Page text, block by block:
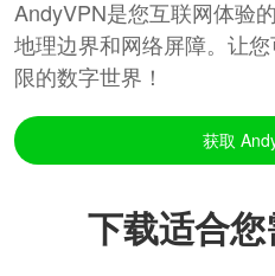
AndyVPN是您互联网体验
地理边界和网络屏障。让
限的数字世界！
获取
下载适合